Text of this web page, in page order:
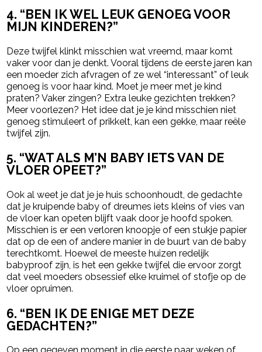
4. “BEN IK WEL LEUK GENOEG VOOR
MIJN KINDEREN?”
Deze twijfel klinkt misschien wat vreemd, maar komt
vaker voor dan je denkt. Vooral tijdens de eerste jaren kan
een moeder zich afvragen of ze wel “interessant” of leuk
genoeg is voor haar kind. Moet je meer met je kind
praten? Vaker zingen? Extra leuke gezichten trekken?
Meer voorlezen? Het idee dat je je kind misschien niet
genoeg stimuleert of prikkelt, kan een gekke, maar reële
twijfel zijn.
5. “WAT ALS M’N BABY IETS VAN DE
VLOER OPEET?”
Ook al weet je dat je je huis schoonhoudt, de gedachte
dat je kruipende baby of dreumes iets kleins of vies van
de vloer kan opeten blijft vaak door je hoofd spoken.
Misschien is er een verloren knoopje of een stukje papier
dat op de een of andere manier in de buurt van de baby
terechtkomt. Hoewel de meeste huizen redelijk
babyproof zijn, is het een gekke twijfel die ervoor zorgt
dat veel moeders obsessief elke kruimel of stofje op de
vloer opruimen.
6. “BEN IK DE ENIGE MET DEZE
GEDACHTEN?”